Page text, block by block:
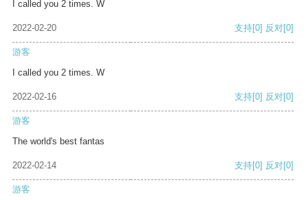
I called you 2 times. W
2022-02-20 支持[0] 反对[0]
游客
I called you 2 times. W
2022-02-16 支持[0] 反对[0]
游客
The world's best fantas
2022-02-14 支持[0] 反对[0]
游客